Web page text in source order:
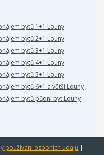
bytů 1+1 Louny
bytů 2+1 Louny
bytů 3+1 Louny
bytů 4+1 Louny
bytů 5+1 Louny
bytů 6+1 a větší Louny
bytů půdní byt Louny
používání osobních údajů |